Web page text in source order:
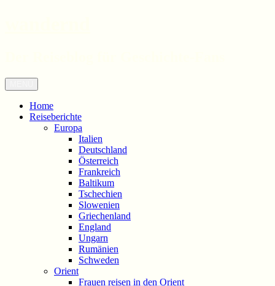
Zum
Inhalt
springen
Home
Reiseberichte
Europa
Italien
Deutschland
Österreich
Frankreich
Baltikum
Tschechien
Slowenien
Griechenland
England
Ungarn
Rumänien
Schweden
Orient
Frauen reisen in den Orient